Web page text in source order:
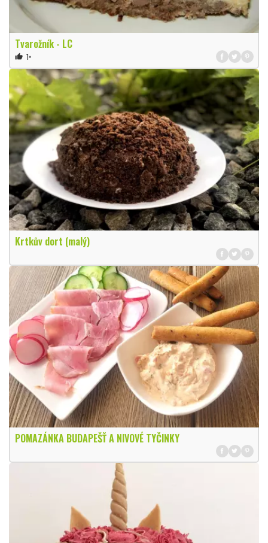
Tvarožník - LC
thumb_up 1×
Krtkův dort (malý)
POMAZÁNKA BUDAPEŠŤ A NIVOVÉ TYČINKY